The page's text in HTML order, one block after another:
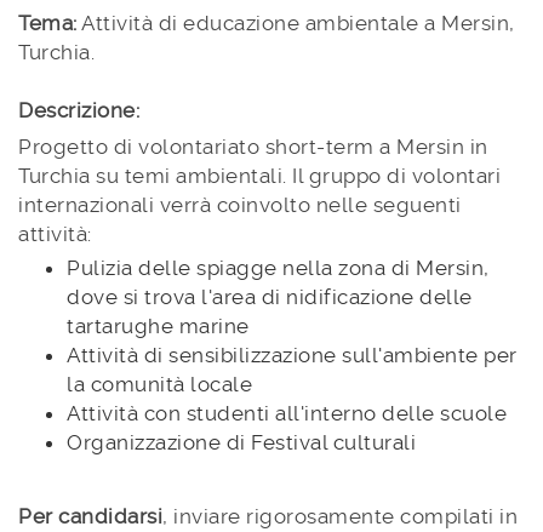
Tema: Attività di educazione ambientale a Mersin,
Turchia.
Descrizione:
Progetto di volontariato short-term a Mersin in
Turchia su temi ambientali. Il gruppo di volontari
internazionali verrà coinvolto nelle seguenti
attività:
Pulizia delle spiagge nella zona di Mersin,
dove si trova l'area di nidificazione delle
tartarughe marine
Attività di sensibilizzazione sull'ambiente per
la comunità locale
Attività con studenti all'interno delle scuole
Organizzazione di Festival culturali
Per candidarsi, inviare rigorosamente compilati in